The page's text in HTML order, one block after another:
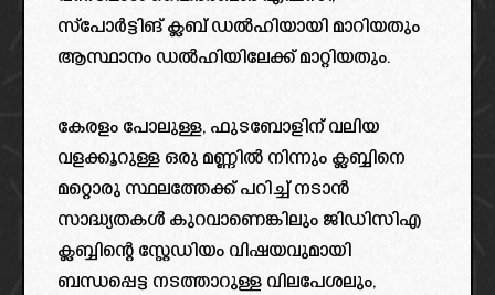
സ്പോർട്ടിങ് ക്ലബ് ഡൽഹിയായി മാറിയതും
ആസ്ഥാനം ഡൽഹിയിലേക്ക് മാറ്റിയതും.
കേരളം പോലുള്ള, ഫുടബോളിന് വലിയ
വളക്കൂറുള്ള ഒരു മണ്ണിൽ നിന്നും ക്ലബ്ബിനെ
മറ്റൊരു സ്ഥലത്തേക്ക് പറിച്ച് നടാൻ
സാദ്ധ്യതകൾ കുറവാണെങ്കിലും ജിഡിസിഎ
ക്ലബ്ബിന്റെ സ്റ്റേഡിയം വിഷയവുമായി
ബന്ധപ്പെട്ട നടത്താറുള്ള വിലപേശലും,